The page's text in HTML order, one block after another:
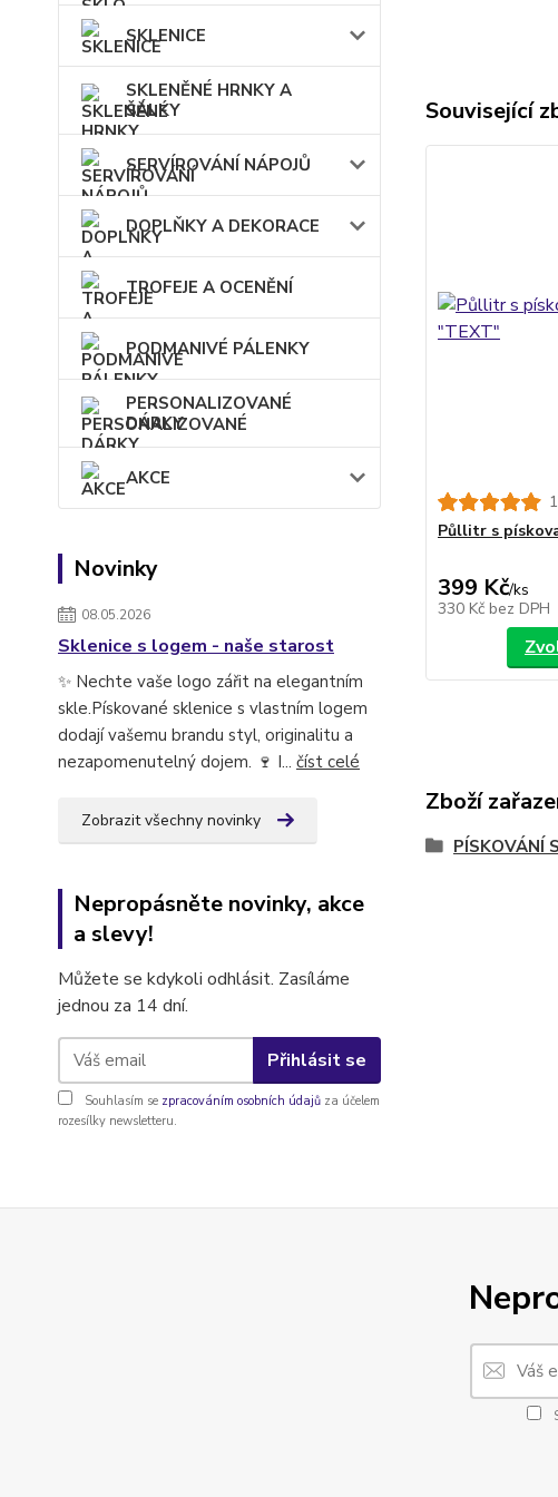
SKLENICE
SKLENĚNÉ HRNKY A
ŠÁLKY
SERVÍROVÁNÍ NÁPOJŮ
DOPLŇKY A DEKORACE
TROFEJE A OCENĚNÍ
PODMANIVÉ PÁLENKY
PERSONALIZOVANÉ
DÁRKY
AKCE
Novinky
08.05.2026
Sklenice s logem - naše starost
✨ Nechte vaše logo zářit na elegantním
skle.Pískované sklenice s vlastním logem
dodají vašemu brandu styl, originalitu a
nezapomenutelný dojem. 🍷 I... číst celé
Zobrazit všechny novinky
Nepropásněte novinky, akce
a slevy!
Můžete se kdykoli odhlásit. Zasíláme
jednou za 14 dní.
Přihlásit se
Souhlasím se zpracováním osobních údajů za účelem
rozesílky newsletteru.
Související
Půllitr s
399 Kč/ks
330 Kč bez DPH
Zboží
PÍSKOVÁNÍ